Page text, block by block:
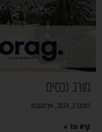
מורג נכסים
דצמבר 3, 2024 אין תגובות
קרא עוד »